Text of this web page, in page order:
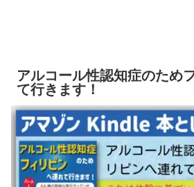
アルコール性認知症のため
て行きます！